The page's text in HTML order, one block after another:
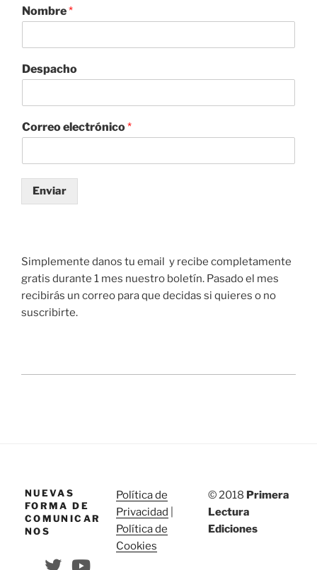
Nombre*
Despacho
Correo electrónico*
Enviar
Simplemente danos tu email y recibe completamente
gratis durante 1 mes nuestro boletín. Pasado el mes
recibirás un correo para que decidas si quieres o no
suscribirte.
NUEVAS
FORMA DE
COMUNICAR
NOS
Política de
Privacidad
Política de
Cookies
© 2018 Primera
Lectura
Ediciones